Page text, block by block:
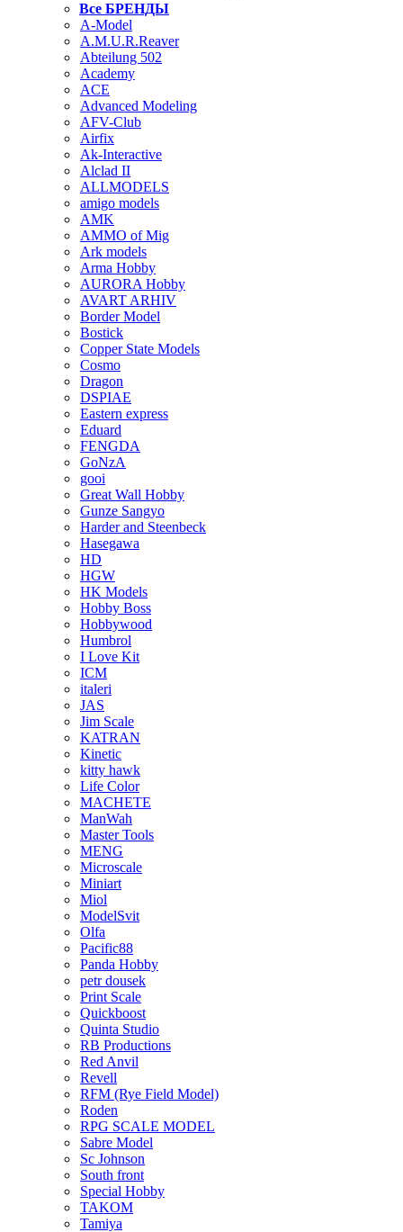
Все БРЕНДЫ
A-Model
A.M.U.R.Reaver
Abteilung 502
Academy
ACE
Advanced Modeling
AFV-Club
Airfix
Ak-Interactive
Alclad II
ALLMODELS
amigo models
AMK
AMMO of Mig
Ark models
Arma Hobby
AURORA Hobby
AVART ARHIV
Border Model
Bostick
Copper State Models
Cosmo
Dragon
DSPIAE
Eastern express
Eduard
FENGDA
GoNzA
gooi
Great Wall Hobby
Gunze Sangyo
Harder and Steenbeck
Hasegawa
HD
HGW
HK Models
Hobby Boss
Hobbywood
Humbrol
I Love Kit
ICM
italeri
JAS
Jim Scale
KATRAN
Kinetic
kitty hawk
Life Color
MACHETE
ManWah
Master Tools
MENG
Microscale
Miniart
Miol
ModelSvit
Olfa
Pacific88
Panda Hobby
petr dousek
Print Scale
Quickboost
Quinta Studio
RB Productions
Red Anvil
Revell
RFM (Rye Field Model)
Roden
RPG SCALE MODEL
Sabre Model
Sc Johnson
South front
Special Hobby
TAKOM
Tamiya